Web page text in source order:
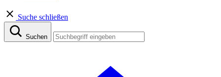
Suche schließen
Suchen